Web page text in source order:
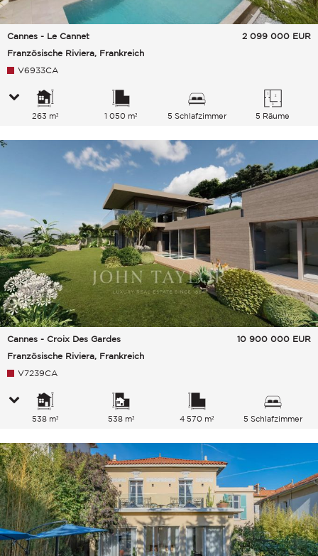
Cannes - Le Cannet
Französische Riviera, Frankreich
2 099 000 EUR
V6933CA
263 m² 1 050 m² 5 Schlafzimmer 5 Räume
Cannes - Croix Des Gardes
Französische Riviera, Frankreich
10 900 000 EUR
V7239CA
538 m² 538 m² 4 570 m² 5 Schlafzimmer